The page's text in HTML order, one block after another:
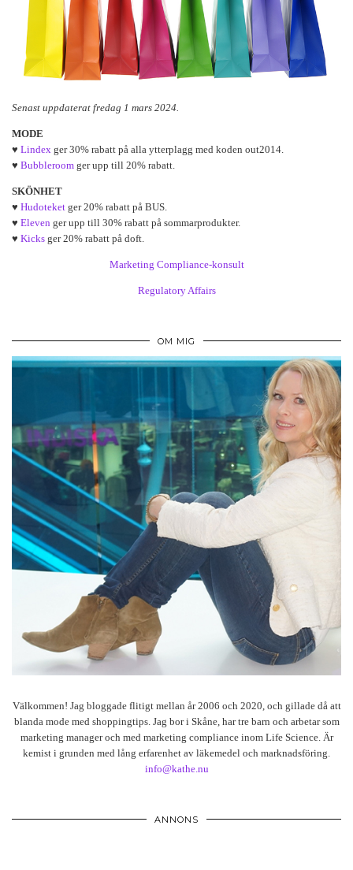
Senast uppdaterat fredag 1 mars 2024.
MODE
♥ Lindex ger 30% rabatt på alla ytterplagg med koden out2014.
♥ Bubbleroom ger upp till 20% rabatt.
SKÖNHET
♥ Hudoteket ger 20% rabatt på BUS.
♥ Eleven ger upp till 30% rabatt på sommarprodukter.
♥ Kicks ger 20% rabatt på doft.
Marketing Compliance-konsult
Regulatory Affairs
OM MIG
Välkommen! Jag bloggade flitigt mellan år 2006 och 2020, och gillade då att
blanda mode med shoppingtips. Jag bor i Skåne, har tre barn och arbetar som
marketing manager och med marketing compliance inom Life Science. Är
kemist i grunden med lång erfarenhet av läkemedel och marknadsföring.
info@kathe.nu
ANNONS